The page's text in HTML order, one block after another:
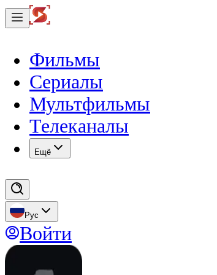
Фильмы
Сериалы
Мультфильмы
Телеканалы
Eщё
Рус
Войти